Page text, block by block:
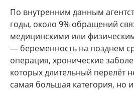
По внутренним данным
годы, около 9% обращений
медицинскими или
— беременность на позднем
операция, хронические
которых длительный перелёт
самая большая категория, но